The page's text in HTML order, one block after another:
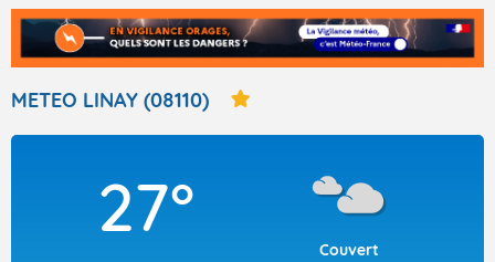
TOUS LES RÉSULTATS
Articles
METEO LINAY (08110)
27°
Couvert